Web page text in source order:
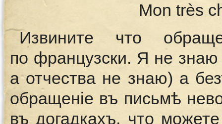
Mon très
Извините что
по французски. Я не
а отчества не знаю) а
обращенiе въ письмѣ
въ догадкахъ, что